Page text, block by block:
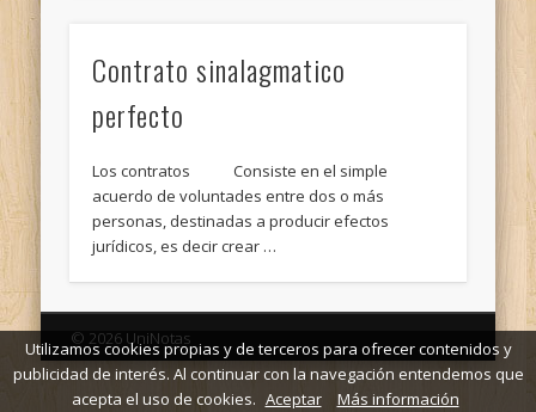
Contrato sinalagmatico
perfecto
Los contratos Consiste en el simple
acuerdo de voluntades entre dos o más
personas, destinadas a producir efectos
jurídicos, es decir crear …
© 2026 UniNotas
Utilizamos cookies propias y de terceros para ofrecer contenidos y
publicidad de interés. Al continuar con la navegación entendemos que
acepta el uso de cookies. Aceptar Más información